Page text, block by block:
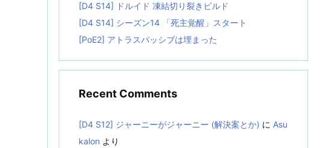
[D4 S14] ドルイド 凍結切り裂きビルド
[D4 S14] シーズン14 「死主覚醒」スタート
[PoE2] アトラスパッシブは埋まった
Recent Comments
[D4 S12] ジャーニーがジャーニー (解決案とか) に Asu
kalon より